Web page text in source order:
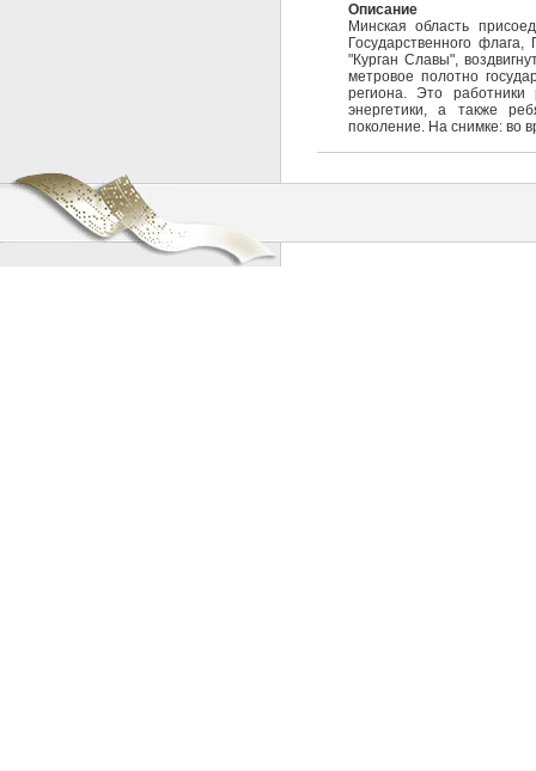
Описание
Минская область
Государственного
"Курган Славы",
метровое полотно
региона. Это работники
энергетики, а также
поколение. На снимке: во